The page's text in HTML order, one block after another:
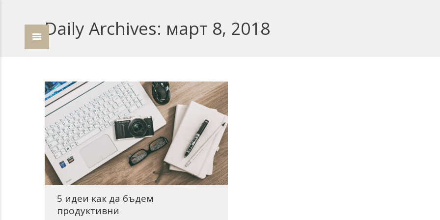
Daily Archives: март 8, 2018
5 идеи как да бъдем
продуктивни